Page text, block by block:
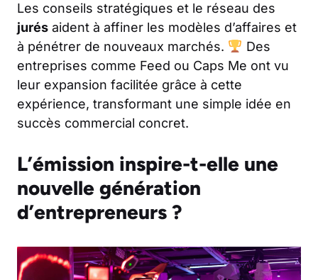
Les conseils stratégiques et le réseau des
jurés aident à affiner les modèles d’affaires et
à pénétrer de nouveaux marchés.
Des
entreprises comme Feed ou Caps Me ont vu
leur expansion facilitée grâce à cette
expérience, transformant une simple idée en
succès commercial concret.
L’émission inspire-t-elle une
nouvelle génération
d’entrepreneurs ?